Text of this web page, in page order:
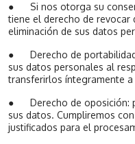
●
Si nos otorga su
tiene el derecho de
eliminación de sus datos
●
Derecho de
sus datos personales al
transferirlos íntegramente
●
Derecho de oposición:
sus datos. Cumpliremos
justificados para el